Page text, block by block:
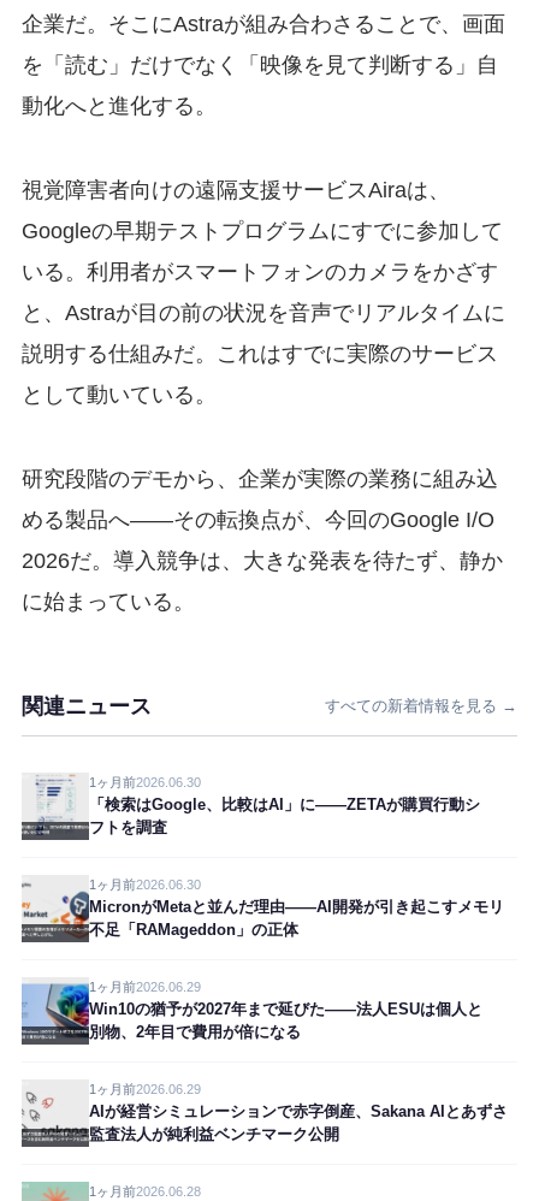
企業だ。そこにAstraが組み合わさることで、画面
を「読む」だけでなく「映像を見て判断する」自
動化へと進化する。
視覚障害者向けの遠隔支援サービスAiraは、
Googleの早期テストプログラムにすでに参加して
いる。利用者がスマートフォンのカメラをかざす
と、Astraが目の前の状況を音声でリアルタイムに
説明する仕組みだ。これはすでに実際のサービス
として動いている。
研究段階のデモから、企業が実際の業務に組み込
める製品へ——その転換点が、今回のGoogle I/O
2026だ。導入競争は、大きな発表を待たず、静か
に始まっている。
関連ニュース すべての新着情報を見る →
1ヶ月前2026.06.30
「検索はGoogle、比較はAI」に——ZETAが購買行動シ
フトを調査
1ヶ月前2026.06.30
MicronがMetaと並んだ理由——AI開発が引き起こすメモリ
不足「RAMageddon」の正体
1ヶ月前2026.06.29
Win10の猶予が2027年まで延びた——法人ESUは個人と
別物、2年目で費用が倍になる
1ヶ月前2026.06.29
AIが経営シミュレーションで赤字倒産、Sakana AIとあずさ
監査法人が純利益ベンチマーク公開
1ヶ月前2026.06.28